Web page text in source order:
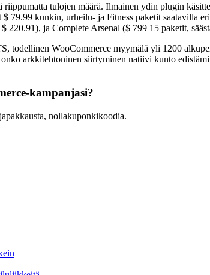
tulojen määrä. Ilmainen ydin plugin
79.99 kunkin, urheilu- ja Fitness paketit saatavilla
$ 220.91), ja Complete Arsenal ($ 799 15 paketit,
WooCommerce myymälä yli 1200
arkkitehtoninen siirtyminen natiivi kunto
kampanjasi?
nollakuponkikoodia.